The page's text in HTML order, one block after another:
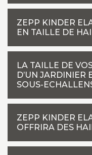
ZEPP KINDER
EN TAILLE DE
LA TAILLE DE
D’UN JARDINIER
SOUS-
ZEPP KINDER
OFFRIRA DES